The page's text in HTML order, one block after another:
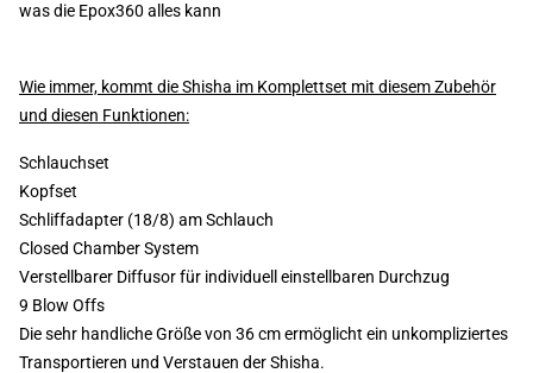
was die Epox360 alles kann
Wie immer, kommt die Shisha im Komplettset mit diesem Zubehör
und diesen Funktionen:
Schlauchset
Kopfset
Schliffadapter (18/8) am Schlauch
Closed Chamber System
Verstellbarer Diffusor für individuell einstellbaren Durchzug
9 Blow Offs
Die sehr handliche Größe von 36 cm ermöglicht ein unkompliziertes
Transportieren und Verstauen der Shisha.